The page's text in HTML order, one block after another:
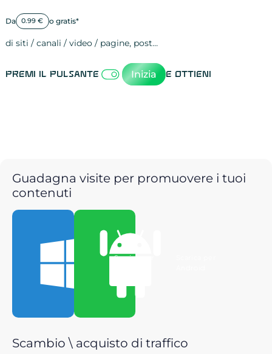
Da 0.99 € o gratis*
di siti / canali / video / pagine, post…
Premi il pulsante Inizia e ottieni
Guadagna visite per promuovere i tuoi
contenuti
Scarica per
Scambio \ acquisto di traffico